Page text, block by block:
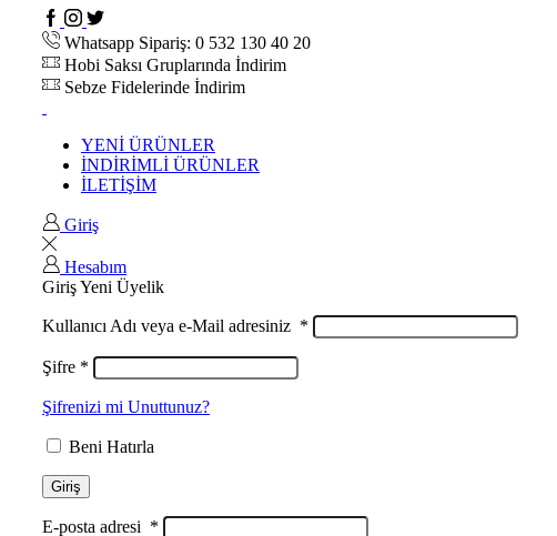
Whatsapp Sipariş: 0 532 130 40 20
Hobi Saksı Gruplarında İndirim
Sebze Fidelerinde İndirim
YENİ ÜRÜNLER
İNDİRİMLİ ÜRÜNLER
İLETİŞİM
Giriş
Hesabım
GirişYeni Üyelik
Kullanıcı Adı veya e-Mail adresiniz *
Şifre *
Şifrenizi mi Unuttunuz?
Beni Hatırla
Giriş
E-posta adresi *